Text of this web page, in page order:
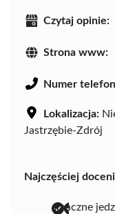
Czytaj opinie:
Strona www:
Numer
Lokalizacja:
Jastrzębie-Zdrój
Najczęściej
smaczne